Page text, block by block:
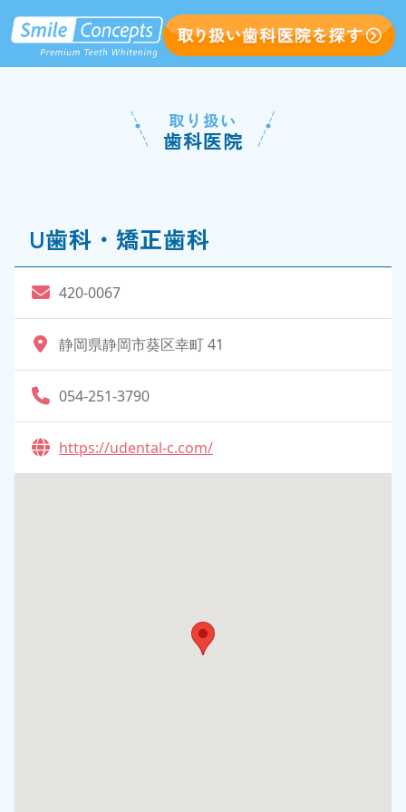
取り扱い
歯科医院
U歯科・矯正歯科
420-0067
静岡県静岡市葵区幸町 41
054-251-3790
https://udental-c.com/